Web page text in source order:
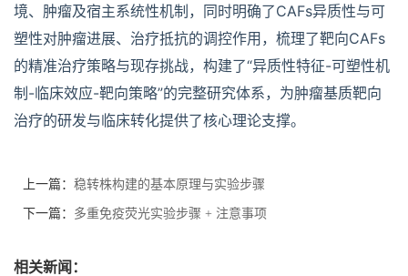
境、肿瘤及宿主系统性机制，同时明确了CAFs异质性与可
塑性对肿瘤进展、治疗抵抗的调控作用，梳理了靶向CAFs
的精准治疗策略与现存挑战，构建了“异质性特征-可塑性机
制-临床效应-靶向策略”的完整研究体系，为肿瘤基质靶向
治疗的研发与临床转化提供了核心理论支撑。
上一篇： 稳转株构建的基本原理与实验步骤
下一篇： 多重免疫荧光实验步骤 + 注意事项
相关新闻：